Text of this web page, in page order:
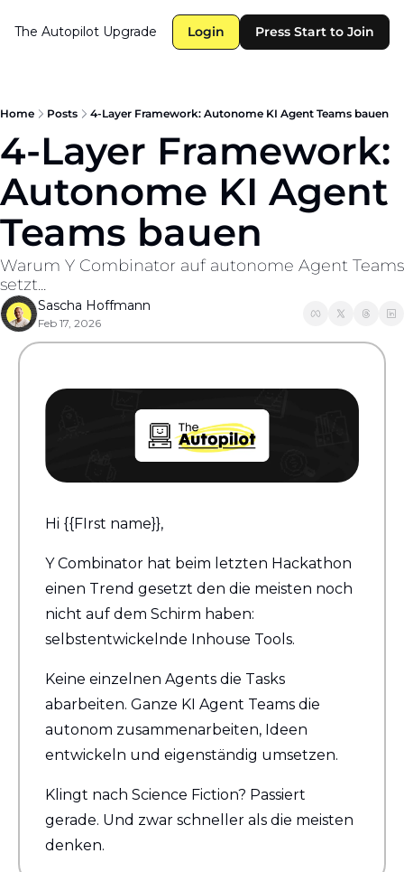
The Autopilot Upgrade Login Press Start to Join
Home Posts 4-Layer Framework: Autonome KI Agent Teams bauen
4-Layer Framework:
Autonome KI Agent
Teams bauen
Warum Y Combinator auf autonome Agent Teams
setzt...
Sascha Hoffmann
Feb 17, 2026
Hi {{FIrst name}},
Y Combinator hat beim letzten Hackathon
einen Trend gesetzt den die meisten noch
nicht auf dem Schirm haben:
selbstentwickelnde Inhouse Tools.
Keine einzelnen Agents die Tasks
abarbeiten. Ganze KI Agent Teams die
autonom zusammenarbeiten, Ideen
entwickeln und eigenständig umsetzen.
Klingt nach Science Fiction? Passiert
gerade. Und zwar schneller als die meisten
denken.